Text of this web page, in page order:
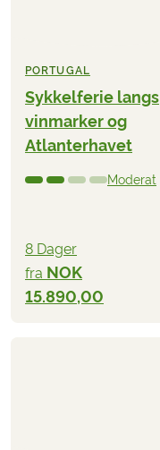
PORTUGAL
Sykkelferie langs
vinmarker og
Atlanterhavet
Moderat
8 Dager
fra NOK
15.890,00